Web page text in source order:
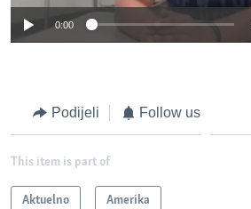
0:00
Podijeli Follow us
This item is part of
Aktuelno Amerika